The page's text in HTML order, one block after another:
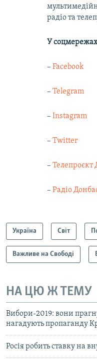
радіо та
У
– Facebook
– Telegram
– Instagram
– Twitter
– Телепроєкт
– Радіо
Україна Світ
Важливе на Свободі
НА ЦЮ Ж ТЕМУ
Вибори-2019: вони
нагадують пропаганду
Росія робить ставку на